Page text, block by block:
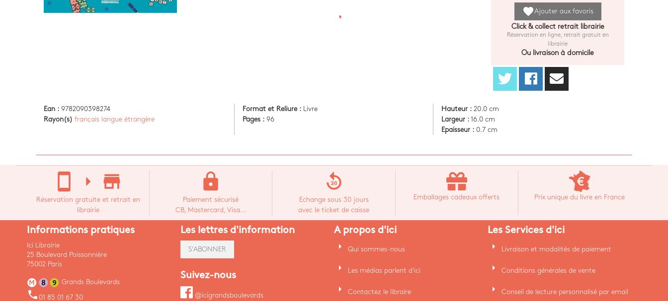
favoriteAjouter aux favoris
Click & collect retrait librairie
Réservation en ligne, retrait gratuit en
librairie
Ou livraison à domicile
Ean : 9782090398274
Rayon(s) français langue étrangère
Format et Reliure :
Livre
Pages : 96
Hauteur : 20.0 cm
Largeur : 16.0 cm
Epaisseur : 0.7 cm
stay_current_portrait arrow_right store_mall_directory
Réservation gratuite et retrait en
librairie
lock
Paiement sécurisé
CB, Mastercard, Visa...
replay_30
Echange sous 30 jours
avec le ticket de caisse
Emballages cadeaux offerts Prix unique du livre en France
Informations pratiques
Ici Librairie
25 Boulevard Poissonnière
75002 Paris
Grands Boulevards
phone 01 85 01 67 30
Les lettres d'information
S'ABONNER
Suivez-nous
@icigrandsboulevards
A propos d'ici
arrow_right Qui sommes-nous
arrow_right Les médias parlent d'ici
arrow_right Contactez le libraire
Les Services d'ici
arrow_right Livraison et modalités de paiement
arrow_right Conditions générales de vente
arrow_right Conseil de lecture personnalisé par email